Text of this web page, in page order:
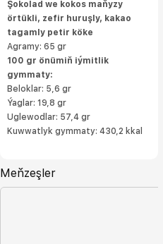
Şokolad we kokos maňyzy
örtükli, zefir huruşly, kakao
tagamly petir köke
Agramy: 65 gr
100 gr önümiň iýmitlik
gymmaty:
Beloklar: 5,6 gr
Ýaglar: 19,8 gr
Uglewodlar: 57,4 gr
Kuwwatlyk gymmaty: 430,2 kkal
Meňzeşler